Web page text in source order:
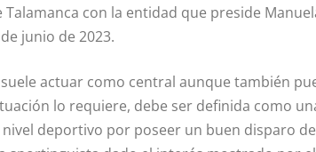
con la entidad que preside
junio de 2023.
actuar como central aunque también
lo requiere, debe ser definida como
deportivo por poseer un buen disparo